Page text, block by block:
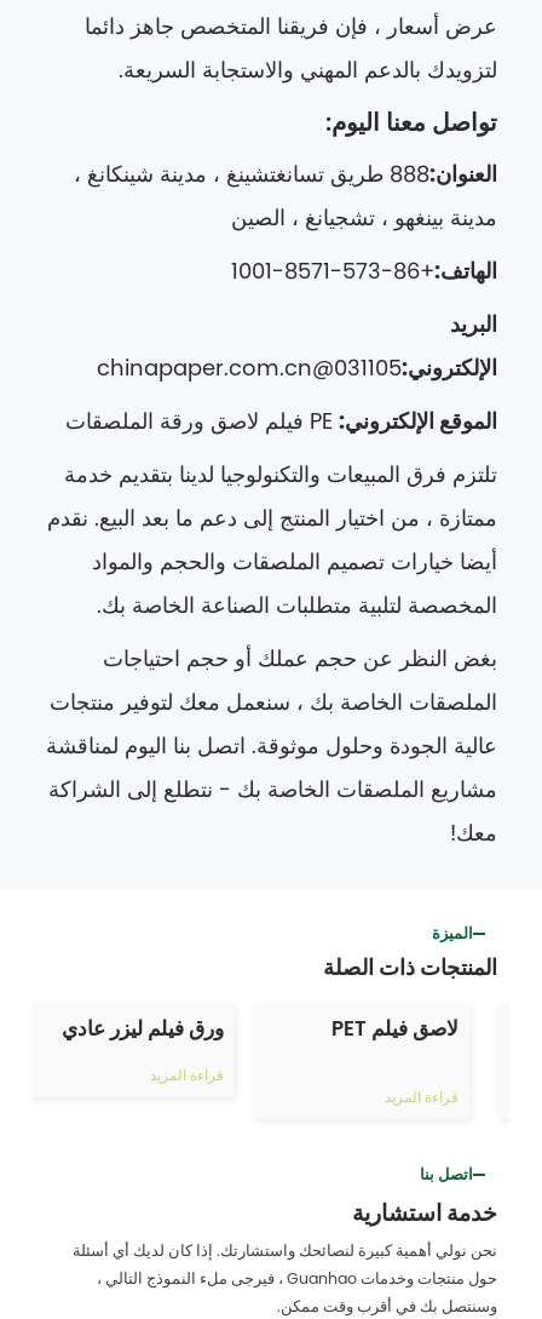
عرض أسعار ، فإن فريقنا المتخصص جاهز دائما
لتزويدك بالدعم المهني والاستجابة السريعة.
تواصل معنا اليوم:
العنوان:
888 طريق تسانغتشينغ ، مدينة شينكانغ ،
مدينة بينغهو ، تشجيانغ ، الصين
الهاتف:+86-573-8571-1001
البريد
الإلكتروني:031105@chinapaper.com.cn
الموقع الإلكتروني: PE فيلم لاصق ورقة الملصقات
تلتزم فرق المبيعات والتكنولوجيا لدينا بتقديم خدمة
ممتازة ، من اختيار المنتج إلى دعم ما بعد البيع. نقدم
أيضا خيارات تصميم الملصقات والحجم والمواد
المخصصة لتلبية متطلبات الصناعة الخاصة بك.
بغض النظر عن حجم عملك أو حجم احتياجات
الملصقات الخاصة بك ، سنعمل معك لتوفير منتجات
عالية الجودة وحلول موثوقة. اتصل بنا اليوم لمناقشة
مشاريع الملصقات الخاصة بك - نتطلع إلى الشراكة
معك!
الميزة
المنتجات ذات الصلة
لاصق فيلم PET
قراءة المزيد
ورق فيلم ليزر عادي
قراءة المزيد
اتصل بنا
خدمة استشارية
نحن نولي أهمية كبيرة لنصائحك واستشارتك. إذا كان لديك أي أسئلة
حول منتجات وخدمات Guanhao ، فيرجى ملء النموذج التالي ،
وسنتصل بك في أقرب وقت ممكن.